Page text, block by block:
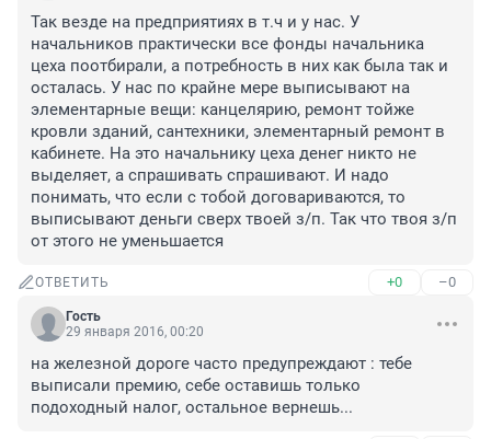
Так везде на предприятиях в т.ч и у нас. У
начальников практически все фонды начальника
цеха поотбирали, а потребность в них как была так и
осталась. У нас по крайне мере выписывают на
элементарные вещи: канцелярию, ремонт тойже
кровли зданий, сантехники, элементарный ремонт в
кабинете. На это начальнику цеха денег никто не
выделяет, а спрашивать спрашивают. И надо
понимать, что если с тобой договариваются, то
выписывают деньги сверх твоей з/п. Так что твоя з/п
от этого не уменьшается
ОТВЕТИТЬ +0 –0
Гость
29 января 2016, 00:20
на железной дороге часто предупреждают : тебе
выписали премию, себе оставишь только
подоходный налог, остальное вернешь...